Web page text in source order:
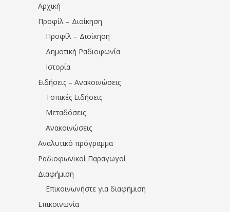
Αρχική
Προφίλ – Διοίκηση
Προφίλ – Διοίκηση
Δημοτική Ραδιοφωνία
Ιστορία
Ειδήσεις – Ανακοινώσεις
Τοπικές Ειδήσεις
Μεταδόσεις
Ανακοινώσεις
Αναλυτικό πρόγραμμα
Ραδιοφωνικοί Παραγωγοί
Διαφήμιση
Επικοινωνήστε για διαφήμιση
Επικοινωνία